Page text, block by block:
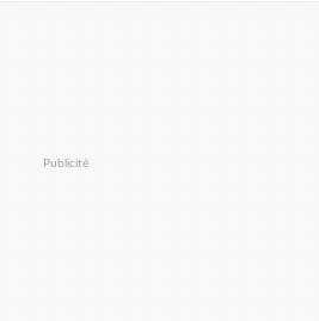
Publicité